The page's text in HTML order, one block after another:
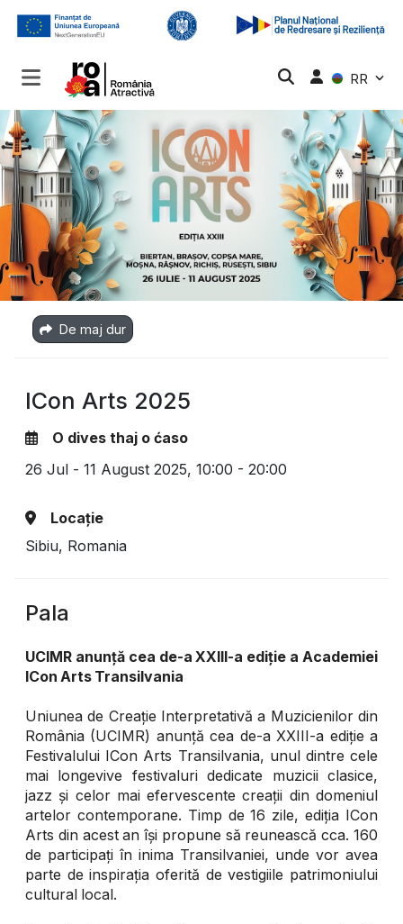
RR
De maj dur
ICon Arts 2025
O dives thaj o ćaso
26 Jul - 11 August 2025, 10:00 - 20:00
Locație
Sibiu, Romania
Pala
UCIMR anunță cea de-a XXIII-a ediție a Academiei
ICon Arts Transilvania
Uniunea de Creație Interpretativă a Muzicienilor din
România (UCIMR) anunță cea de-a XXIII-a ediție a
Festivalului ICon Arts Transilvania, unul dintre cele
mai longevive festivaluri dedicate muzicii clasice,
jazz și celor mai efervescente creații din domeniul
artelor contemporane. Timp de 16 zile, ediția ICon
Arts din acest an își propune să reunească cca. 160
de participați în inima Transilvaniei, unde vor avea
parte de inspirația oferită de vestigiile patrimoniului
cultural local.